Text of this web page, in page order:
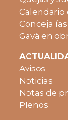
Gavà en
Avisos
Noticias
Notas de
Plenos